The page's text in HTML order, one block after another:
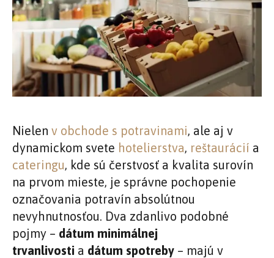
Nielen v obchode s potravinami, ale aj v
dynamickom svete hotelierstva, reštaurácií a
cateringu, kde sú čerstvosť a kvalita surovín
na prvom mieste, je správne pochopenie
označovania potravín absolútnou
nevyhnutnosťou. Dva zdanlivo podobné
pojmy – dátum minimálnej
trvanlivosti a dátum spotreby – majú v